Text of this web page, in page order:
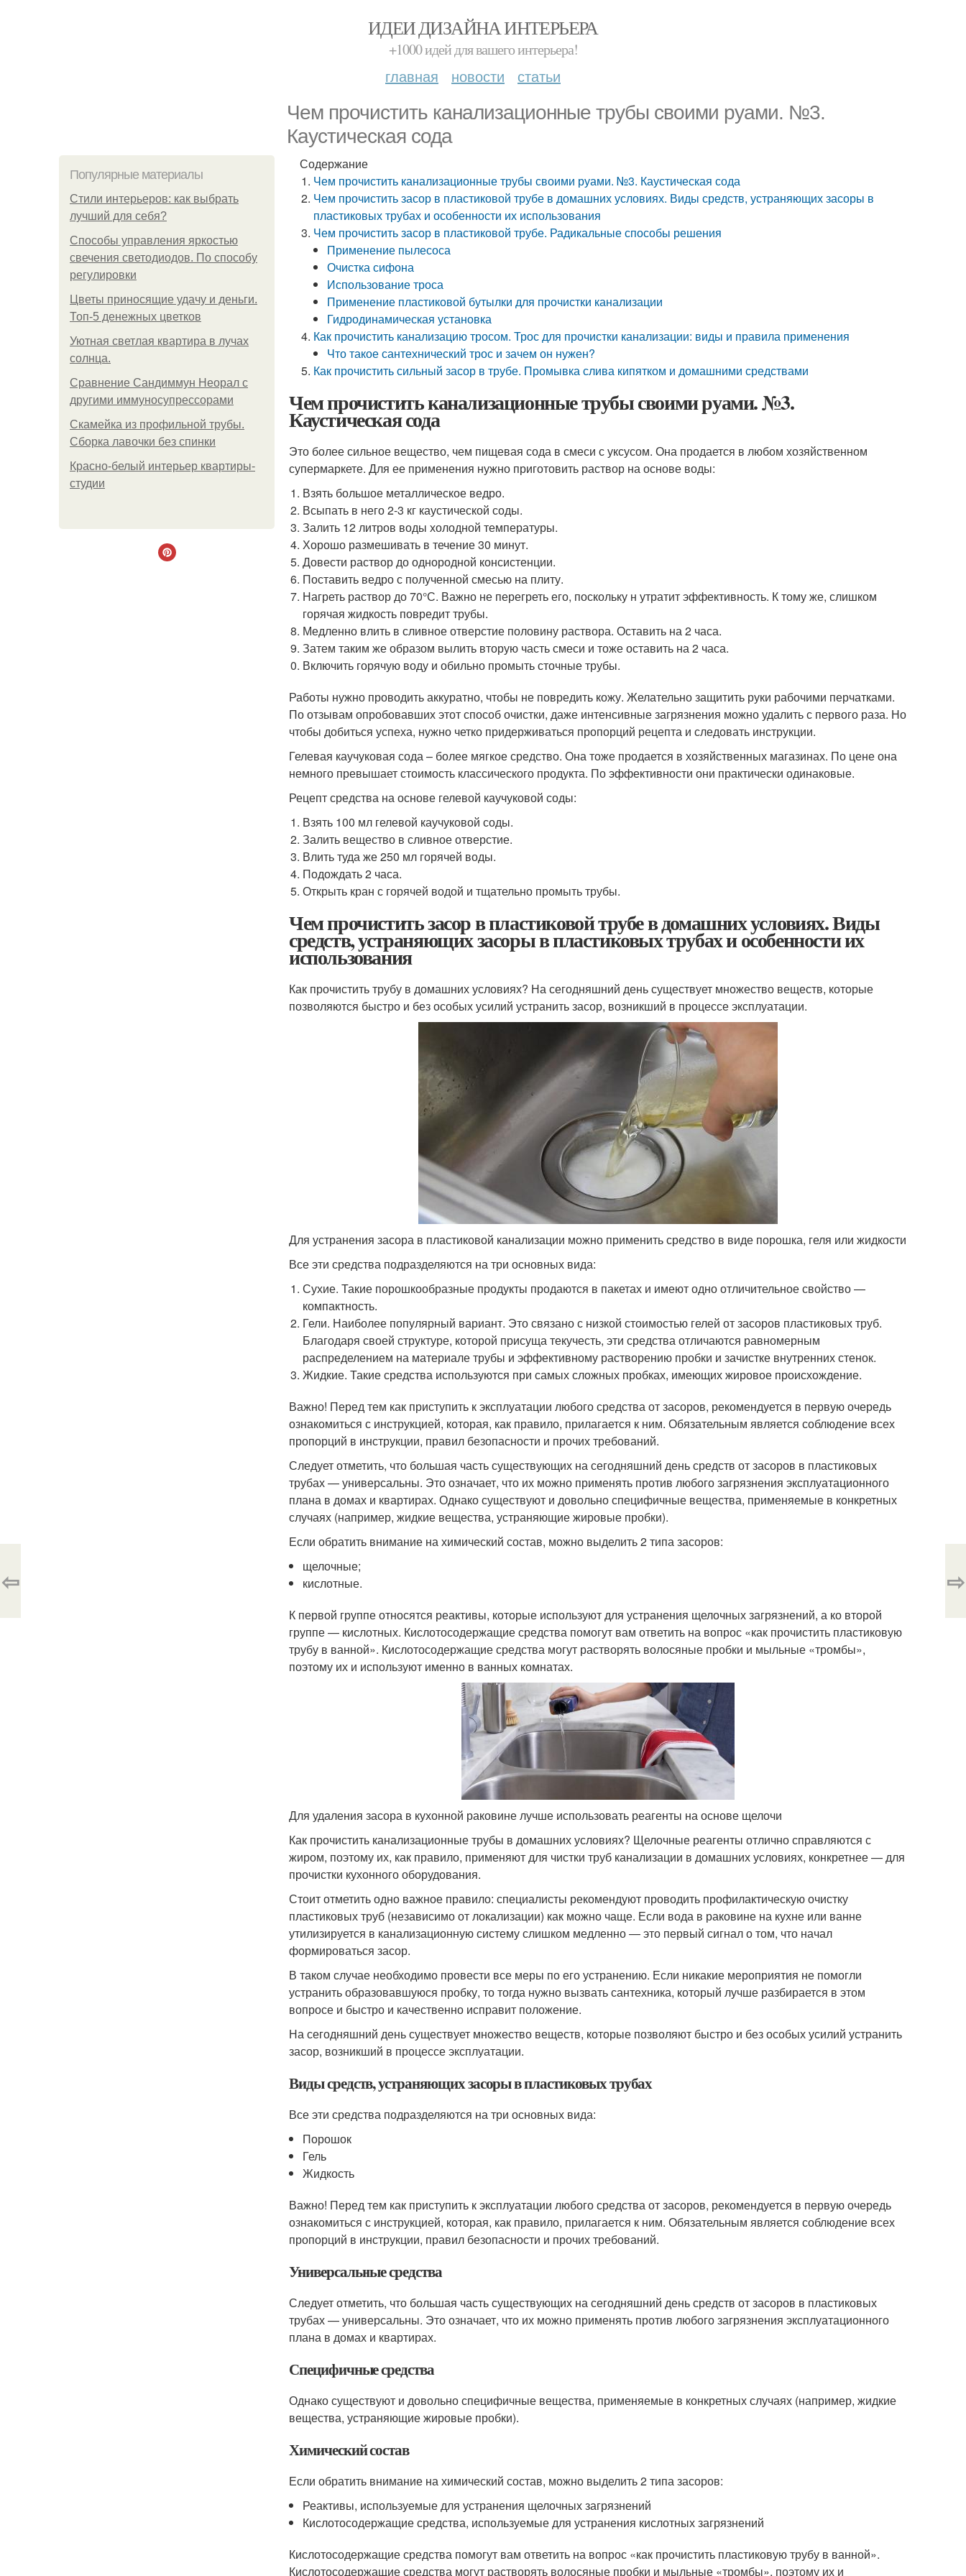
ИДЕИ ДИЗАЙНА ИНТЕРЬЕРА
+1000 идей для вашего интерьера!
главная новости статьи
Чем прочистить канализационные трубы своими руами. №3.
Каустическая сода
Популярные материалы
Стили интерьеров: как выбрать
лучший для себя?
Способы управления яркостью
свечения светодиодов. По способу
регулировки
Цветы приносящие удачу и деньги.
Топ-5 денежных цветков
Уютная светлая квартира в лучах
солнца.
Сравнение Сандиммун Неорал с
другими иммуносупрессорами
Скамейка из профильной трубы.
Сборка лавочки без спинки
Красно-белый интерьер квартиры-
студии
Содержание
Чем прочистить канализационные трубы своими руами. №3. Каустическая сода
Чем прочистить засор в пластиковой трубе в домашних условиях. Виды средств, устраняющих засоры в
пластиковых трубах и особенности их использования
Чем прочистить засор в пластиковой трубе. Радикальные способы решения
Применение пылесоса
Очистка сифона
Использование троса
Применение пластиковой бутылки для прочистки канализации
Гидродинамическая установка
Как прочистить канализацию тросом. Трос для прочистки канализации: виды и правила применения
Что такое сантехнический трос и зачем он нужен?
Как прочистить сильный засор в трубе. Промывка слива кипятком и домашними средствами
Чем прочистить канализационные трубы своими руами. №3.
Каустическая сода
Это более сильное вещество, чем пищевая сода в смеси с уксусом. Она продается в любом хозяйственном
супермаркете. Для ее применения нужно приготовить раствор на основе воды:
Взять большое металлическое ведро.
Всыпать в него 2-3 кг каустической соды.
Залить 12 литров воды холодной температуры.
Хорошо размешивать в течение 30 минут.
Довести раствор до однородной консистенции.
Поставить ведро с полученной смесью на плиту.
Нагреть раствор до 70°С. Важно не перегреть его, поскольку н утратит эффективность. К тому же, слишком
горячая жидкость повредит трубы.
Медленно влить в сливное отверстие половину раствора. Оставить на 2 часа.
Затем таким же образом вылить вторую часть смеси и тоже оставить на 2 часа.
Включить горячую воду и обильно промыть сточные трубы.
Работы нужно проводить аккуратно, чтобы не повредить кожу. Желательно защитить руки рабочими перчатками.
По отзывам опробовавших этот способ очистки, даже интенсивные загрязнения можно удалить с первого раза. Но
чтобы добиться успеха, нужно четко придерживаться пропорций рецепта и следовать инструкции.
Гелевая каучуковая сода – более мягкое средство. Она тоже продается в хозяйственных магазинах. По цене она
немного превышает стоимость классического продукта. По эффективности они практически одинаковые.
Рецепт средства на основе гелевой каучуковой соды:
Взять 100 мл гелевой каучуковой соды.
Залить вещество в сливное отверстие.
Влить туда же 250 мл горячей воды.
Подождать 2 часа.
Открыть кран с горячей водой и тщательно промыть трубы.
Чем прочистить засор в пластиковой трубе в домашних условиях. Виды
средств, устраняющих засоры в пластиковых трубах и особенности их
использования
Как прочистить трубу в домашних условиях? На сегодняшний день существует множество веществ, которые
позволяются быстро и без особых усилий устранить засор, возникший в процессе эксплуатации.
Для устранения засора в пластиковой канализации можно применить средство в виде порошка, геля или жидкости
Все эти средства подразделяются на три основных вида:
Сухие. Такие порошкообразные продукты продаются в пакетах и имеют одно отличительное свойство —
компактность.
Гели. Наиболее популярный вариант. Это связано с низкой стоимостью гелей от засоров пластиковых труб.
Благодаря своей структуре, которой присуща текучесть, эти средства отличаются равномерным
распределением на материале трубы и эффективному растворению пробки и зачистке внутренних стенок.
Жидкие. Такие средства используются при самых сложных пробках, имеющих жировое происхождение.
Важно! Перед тем как приступить к эксплуатации любого средства от засоров, рекомендуется в первую очередь
ознакомиться с инструкцией, которая, как правило, прилагается к ним. Обязательным является соблюдение всех
пропорций в инструкции, правил безопасности и прочих требований.
Следует отметить, что большая часть существующих на сегодняшний день средств от засоров в пластиковых
трубах — универсальны. Это означает, что их можно применять против любого загрязнения эксплуатационного
плана в домах и квартирах. Однако существуют и довольно специфичные вещества, применяемые в конкретных
случаях (например, жидкие вещества, устраняющие жировые пробки).
Если обратить внимание на химический состав, можно выделить 2 типа засоров:
щелочные;
кислотные.
К первой группе относятся реактивы, которые используют для устранения щелочных загрязнений, а ко второй
группе — кислотных. Кислотосодержащие средства помогут вам ответить на вопрос «как прочистить пластиковую
трубу в ванной». Кислотосодержащие средства могут растворять волосяные пробки и мыльные «тромбы»,
поэтому их и используют именно в ванных комнатах.
Для удаления засора в кухонной раковине лучше использовать реагенты на основе щелочи
Как прочистить канализационные трубы в домашних условиях? Щелочные реагенты отлично справляются с
жиром, поэтому их, как правило, применяют для чистки труб канализации в домашних условиях, конкретнее — для
прочистки кухонного оборудования.
Стоит отметить одно важное правило: специалисты рекомендуют проводить профилактическую очистку
пластиковых труб (независимо от локализации) как можно чаще. Если вода в раковине на кухне или ванне
утилизируется в канализационную систему слишком медленно — это первый сигнал о том, что начал
формироваться засор.
В таком случае необходимо провести все меры по его устранению. Если никакие мероприятия не помогли
устранить образовавшуюся пробку, то тогда нужно вызвать сантехника, который лучше разбирается в этом
вопросе и быстро и качественно исправит положение.
На сегодняшний день существует множество веществ, которые позволяют быстро и без особых усилий устранить
засор, возникший в процессе эксплуатации.
Виды средств, устраняющих засоры в пластиковых трубах
Все эти средства подразделяются на три основных вида:
Порошок
Гель
Жидкость
Важно! Перед тем как приступить к эксплуатации любого средства от засоров, рекомендуется в первую очередь
ознакомиться с инструкцией, которая, как правило, прилагается к ним. Обязательным является соблюдение всех
пропорций в инструкции, правил безопасности и прочих требований.
Универсальные средства
Следует отметить, что большая часть существующих на сегодняшний день средств от засоров в пластиковых
трубах — универсальны. Это означает, что их можно применять против любого загрязнения эксплуатационного
плана в домах и квартирах.
Специфичные средства
Однако существуют и довольно специфичные вещества, применяемые в конкретных случаях (например, жидкие
вещества, устраняющие жировые пробки).
Химический состав
Если обратить внимание на химический состав, можно выделить 2 типа засоров:
Реактивы, используемые для устранения щелочных загрязнений
Кислотосодержащие средства, используемые для устранения кислотных загрязнений
Кислотосодержащие средства помогут вам ответить на вопрос «как прочистить пластиковую трубу в ванной».
Кислотосодержащие средства могут растворять волосяные пробки и мыльные «тромбы», поэтому их и
⇦ ⇨